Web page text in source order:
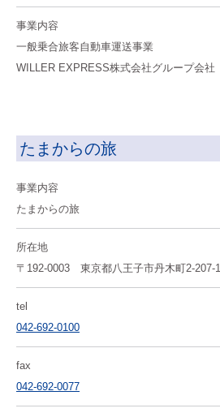
事業内容
一般乗合旅客自動車運送事業
WILLER EXPRESS株式会社グループ会社
たまからの旅
事業内容
たまからの旅
所在地
〒192-0003 東京都八王子市丹木町2-207-1
tel
042-692-0100
fax
042-692-0077